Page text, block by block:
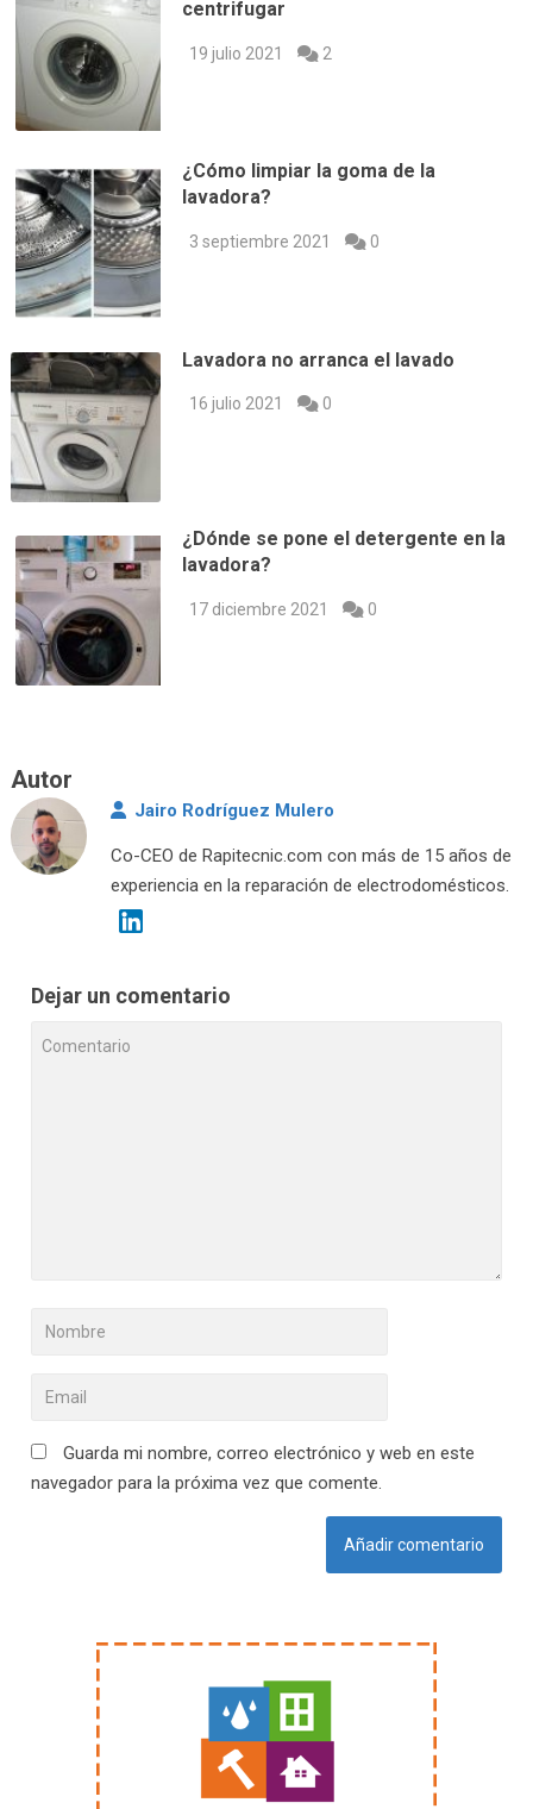
centrifugar
19 julio 2021 2
¿Cómo limpiar la goma de la
lavadora?
3 septiembre 2021 0
Lavadora no arranca el lavado
16 julio 2021 0
¿Dónde se pone el detergente en la
lavadora?
17 diciembre 2021 0
Autor
Jairo Rodríguez Mulero
Co-CEO de Rapitecnic.com con más de 15 años de
experiencia en la reparación de electrodomésticos.
Dejar un comentario
Guarda mi nombre, correo electrónico y web en este
navegador para la próxima vez que comente.